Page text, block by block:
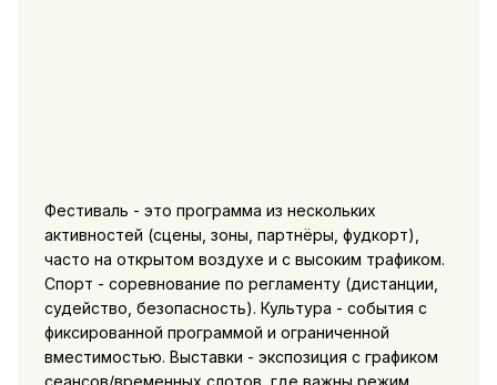
Фестиваль - это программа из нескольких
активностей (сцены, зоны, партнёры, фудкорт),
часто на открытом воздухе и с высоким трафиком.
Спорт - соревнование по регламенту (дистанции,
судейство, безопасность). Культура - события с
фиксированной программой и ограниченной
вместимостью. Выставки - экспозиция с графиком